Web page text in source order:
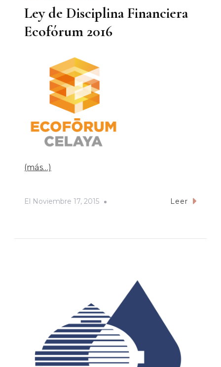
Ley de Disciplina Financiera
Ecofórum 2016
(más…)
El Noviembre 17, 2015 Leer